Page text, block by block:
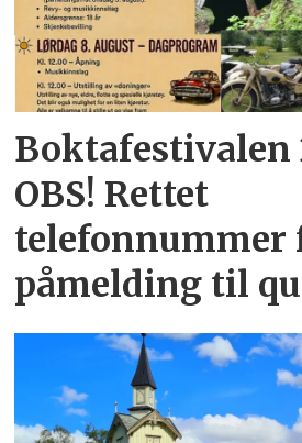
Boktafestivalen
OBS! Rettet
telefonnummer
påmelding til